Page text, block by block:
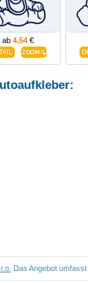
ab 4,54€
Das Angebot umfasst